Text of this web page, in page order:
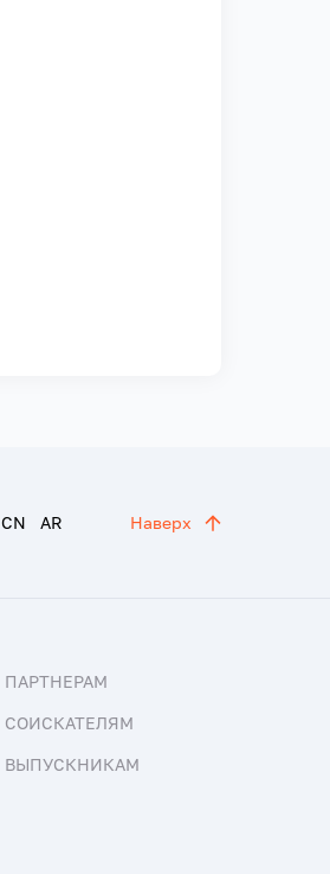
CN AR Наверх
ПАРТНЕРАМ
СОИСКАТЕЛЯМ
ВЫПУСКНИКАМ